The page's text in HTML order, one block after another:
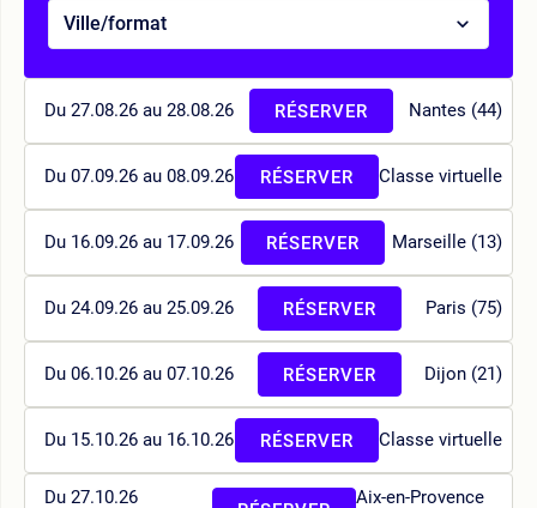
Ville/format
Du 27.08.26 au 28.08.26 Nantes (44)
RÉSERVER
Du 07.09.26 au 08.09.26 Classe virtuelle
RÉSERVER
Du 16.09.26 au 17.09.26 Marseille (13)
RÉSERVER
Du 24.09.26 au 25.09.26 Paris (75)
RÉSERVER
Du 06.10.26 au 07.10.26 Dijon (21)
RÉSERVER
Du 15.10.26 au 16.10.26 Classe virtuelle
RÉSERVER
Du 27.10.26
Aix-en-Provence